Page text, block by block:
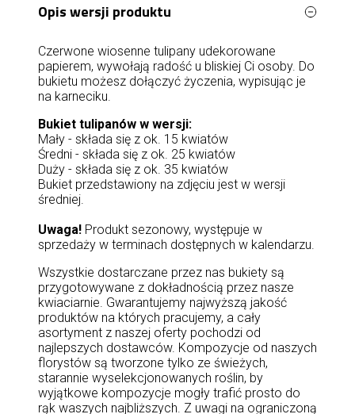
Opis wersji produktu
Czerwone wiosenne tulipany udekorowane
papierem, wywołają radość u bliskiej Ci osoby. Do
bukietu możesz dołączyć życzenia, wypisując je
na karneciku.
Bukiet tulipanów w wersji:
Mały - składa się z ok. 15 kwiatów
Średni - składa się z ok. 25 kwiatów
Duży - składa się z ok. 35 kwiatów
Bukiet przedstawiony na zdjęciu jest w wersji
średniej.
Uwaga! Produkt sezonowy, występuje w
sprzedaży w terminach dostępnych w kalendarzu.
Wszystkie dostarczane przez nas bukiety są
przygotowywane z dokładnością przez nasze
kwiaciarnie. Gwarantujemy najwyższą jakość
produktów na których pracujemy, a cały
asortyment z naszej oferty pochodzi od
najlepszych dostawców. Kompozycje od naszych
florystów są tworzone tylko ze świeżych,
starannie wyselekcjonowanych roślin, by
wyjątkowe kompozycje mogły trafić prosto do
rąk waszych najbliższych. Z uwagi na ograniczoną